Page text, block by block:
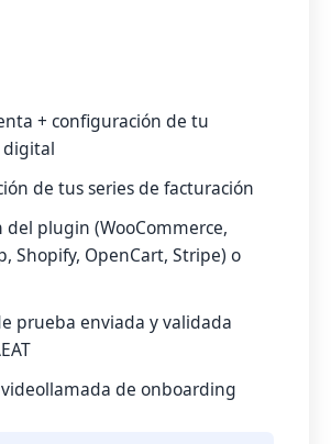
+ configuración de tu
digital
de tus series de facturación
del plugin (WooCommerce,
Shopify, OpenCart, Stripe) o
prueba enviada y validada
de onboarding